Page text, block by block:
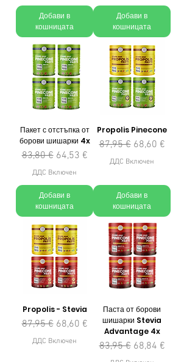
Добави в
кошницата
Добави в
кошницата
Пакет с отстъпка от
борови шишарки 4x
Редовна цена
83,80 € Продажна цена
64,53 €
ДДС Включен
Добави в
кошницата
Propolis Pinecone
Редовна цена
87,95 € Продажна цена
68,60 €
ДДС Включен
Добави в
кошницата
Propolis - Stevia
Редовна цена
87,95 € Продажна цена
68,60 €
ДДС Включен
Паста от борови
шишарки Stevia
Advantage 4x
Редовна цена
83,95 € Продажна цена
68,84 €